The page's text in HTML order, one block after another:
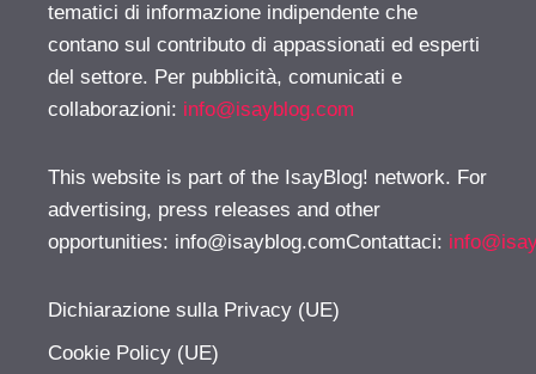
tematici di informazione indipendente che
contano sul contributo di appassionati ed esperti
del settore. Per pubblicità, comunicati e
collaborazioni: info@isayblog.com
This website is part of the IsayBlog! network. For
advertising, press releases and other
opportunities: info@isayblog.comContattaci:
Dichiarazione sulla Privacy (UE)
Cookie Policy (UE)